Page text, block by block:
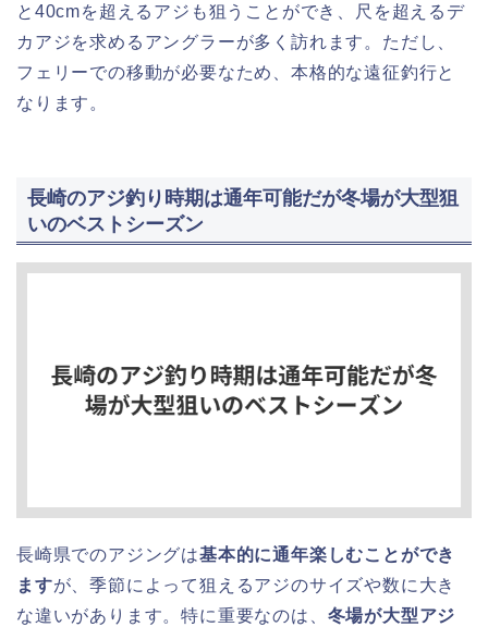
と40cmを超えるアジも狙うことができ、尺を超えるデ
カアジを求めるアングラーが多く訪れます。ただし、
フェリーでの移動が必要なため、本格的な遠征釣行と
なります。
長崎のアジ釣り時期は通年可能だが冬場が大型狙
いのベストシーズン
長崎県でのアジングは基本的に通年楽しむことができ
ますが、季節によって狙えるアジのサイズや数に大き
な違いがあります。特に重要なのは、 冬場が大型アジ